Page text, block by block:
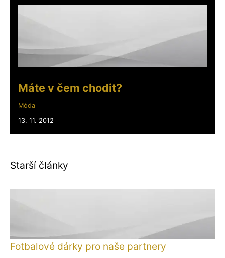
Máte v čem chodit?
Móda
13. 11. 2012
Starší články
Fotbalové dárky pro naše partnery